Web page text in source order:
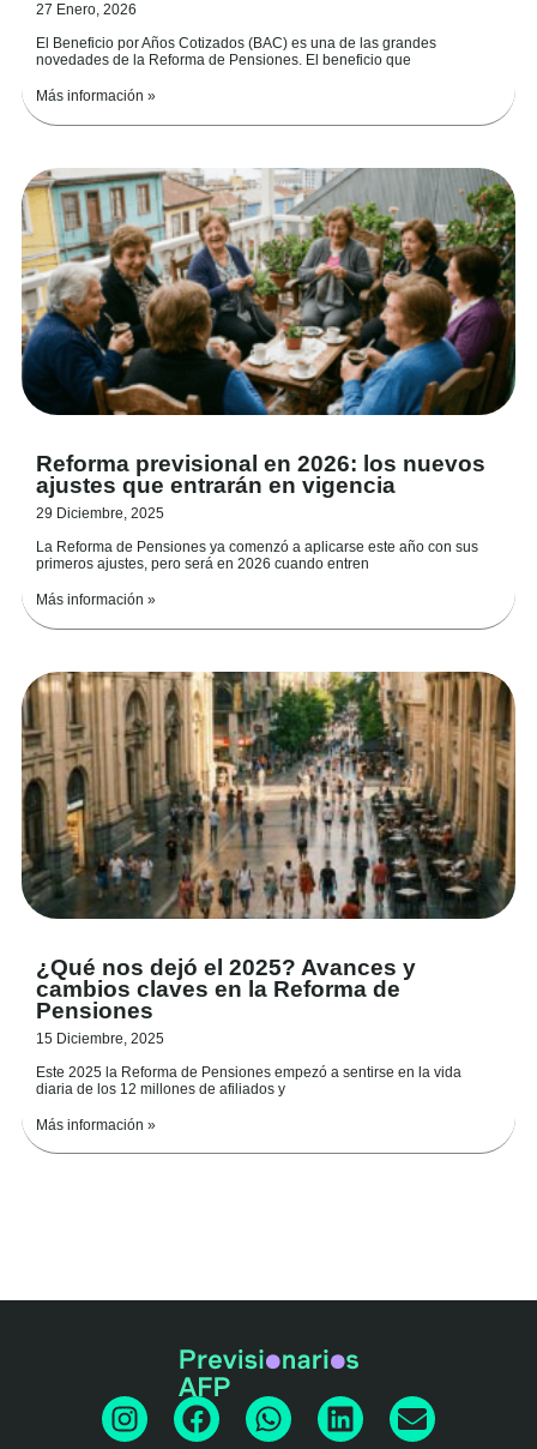
27 Enero, 2026
El Beneficio por Años Cotizados (BAC) es una de las grandes
novedades de la Reforma de Pensiones. El beneficio que
Más información »
Reforma previsional en 2026: los nuevos
ajustes que entrarán en vigencia
29 Diciembre, 2025
La Reforma de Pensiones ya comenzó a aplicarse este año con sus
primeros ajustes, pero será en 2026 cuando entren
Más información »
¿Qué nos dejó el 2025? Avances y
cambios claves en la Reforma de
Pensiones
15 Diciembre, 2025
Este 2025 la Reforma de Pensiones empezó a sentirse en la vida
diaria de los 12 millones de afiliados y
Más información »
I
n
F
a
W
h
L
i
E
n